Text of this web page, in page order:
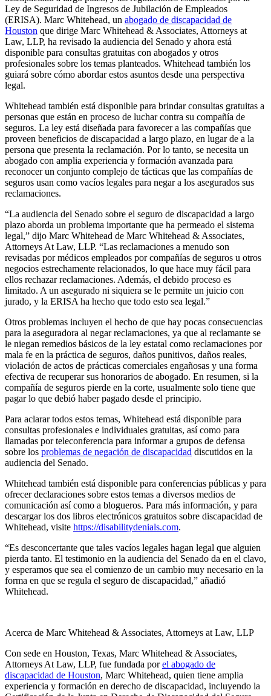
Ley de Seguridad de Ingresos de Jubilación de Empleados
(ERISA). Marc Whitehead, un abogado de discapacidad de
Houston que dirige Marc Whitehead & Associates, Attorneys at
Law, LLP, ha revisado la audiencia del Senado y ahora está
disponible para consultas gratuitas con abogados y otros
profesionales sobre los temas planteados. Whitehead también los
guiará sobre cómo abordar estos asuntos desde una perspectiva
legal.
Whitehead también está disponible para brindar consultas gratuitas a
personas que están en proceso de luchar contra su compañía de
seguros. La ley está diseñada para favorecer a las compañías que
proveen beneficios de discapacidad a largo plazo, en lugar de a la
persona que presenta la reclamación. Por lo tanto, se necesita un
abogado con amplia experiencia y formación avanzada para
reconocer un conjunto complejo de tácticas que las compañías de
seguros usan como vacíos legales para negar a los asegurados sus
reclamaciones.
“La audiencia del Senado sobre el seguro de discapacidad a largo
plazo aborda un problema importante que ha permeado el sistema
legal,” dijo Marc Whitehead de Marc Whitehead & Associates,
Attorneys At Law, LLP. “Las reclamaciones a menudo son
revisadas por médicos empleados por compañías de seguros u otros
negocios estrechamente relacionados, lo que hace muy fácil para
ellos rechazar reclamaciones. Además, el debido proceso es
limitado. A un asegurado ni siquiera se le permite un juicio con
jurado, y la ERISA ha hecho que todo esto sea legal.”
Otros problemas incluyen el hecho de que hay pocas consecuencias
para la aseguradora al negar reclamaciones, ya que al reclamante se
le niegan remedios básicos de la ley estatal como reclamaciones por
mala fe en la práctica de seguros, daños punitivos, daños reales,
violación de actos de prácticas comerciales engañosas y una forma
efectiva de recuperar sus honorarios de abogado. En resumen, si la
compañía de seguros pierde en la corte, usualmente solo tiene que
pagar lo que debió haber pagado desde el principio.
Para aclarar todos estos temas, Whitehead está disponible para
consultas profesionales e individuales gratuitas, así como para
llamadas por teleconferencia para informar a grupos de defensa
sobre los problemas de negación de discapacidad discutidos en la
audiencia del Senado.
Whitehead también está disponible para conferencias públicas y para
ofrecer declaraciones sobre estos temas a diversos medios de
comunicación así como a blogueros. Para más información, y para
descargar los dos libros electrónicos gratuitos sobre discapacidad de
Whitehead, visite https://disabilitydenials.com.
“Es desconcertante que tales vacíos legales hagan legal que alguien
pierda tanto. El testimonio en la audiencia del Senado da en el clavo,
y esperamos que sea el comienzo de un cambio muy necesario en la
forma en que se regula el seguro de discapacidad,” añadió
Whitehead.
Acerca de Marc Whitehead & Associates, Attorneys at Law, LLP
Con sede en Houston, Texas, Marc Whitehead & Associates,
Attorneys At Law, LLP, fue fundada porel abogado de
discapacidad de Houston, Marc Whitehead, quien tiene amplia
experiencia y formación en derecho de discapacidad, incluyendo la